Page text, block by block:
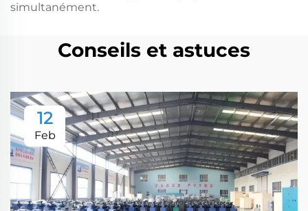
simultanément.
Conseils et astuces
12
Feb